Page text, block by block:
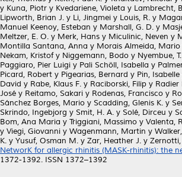
y Kuna, Piotr y Kvedariene, Violeta y Lambrecht,
Lipworth, Brian J. y Li, Jingmei y Louis, R. y
Manuel Keenoy, Esteban y Marshall, G. D. y
Meltzer, E. O. y Merk, Hans y Miculinic, Neven y
Montilla Santana, Anna y Morais Almeida, Mario
Nekam, Kristofy Niggemann, Bodo y Nyembue,
Paggiaro, Pier Luigi y Pali Schöll, Isabella y
Picard, Robert y Pigearias, Bernard y Pin, Isabelle
David y Rabe, Klaus F. y Raciborski, Filip y Radier
José y Reitamo, Sakari y Rodenas, Francisco y
Sánchez Borges, Mario y Scadding, Glenis K. y
Skrindo, Ingebjorg y Smit, H. A. y Solé, Dirceu y
Bom, Ana Maria y Triggiani, Massimo y Valenta,
y Viegi, Giovanni y Wagenmann, Martin y
K. y Yusuf, Osman M. y Zar, Heather J. y
NetworK for allergic rhinitis (MASK-rhinitis): the
1372-1392. ISSN 1372–1392